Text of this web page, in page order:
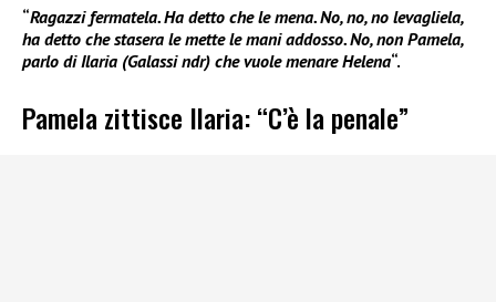
“Ragazzi fermatela. Ha detto che le mena. No, no, no levagliela,
ha detto che stasera le mette le mani addosso. No, non Pamela,
parlo di Ilaria (Galassi ndr) che vuole menare Helena“.
Pamela zittisce Ilaria: “C’è la penale”